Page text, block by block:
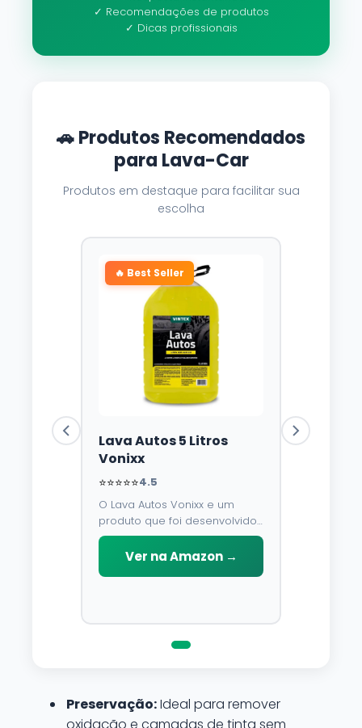
✓ Recomendações de produtos
✓ Dicas profissionais
🚗 Produtos Recomendados
para Lava-Car
Produtos em destaque para facilitar sua
escolha
🔥 Best Seller
Lava Autos 5 Litros
Vonixx
⭐⭐⭐⭐⭐4.5
O Lava Autos Vonixx e um
produto que foi desenvolvido
para limpar, proteger e
conservar a lataria do veiculo.
Por possuir pH neutro, pode
Ver na Amazon →
Preservação:Ideal para remover